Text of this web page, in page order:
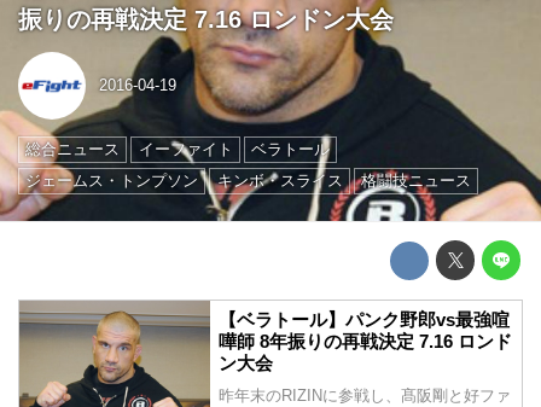
振りの再戦決定 7.16 ロンドン大会
2016-04-19
総合ニュース イーファイト
ベラトール
ジェームス・トンプソン
キンボ・スライス 格闘技ニュース
【ベラトール】パンク野郎vs最強喧
嘩師 8年振りの再戦決定 7.16 ロンド
ン大会
昨年末のRIZINに参戦し、髙阪剛と好ファ